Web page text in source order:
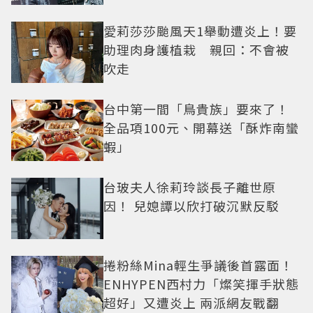
愛莉莎莎颱風天1舉動遭炎上！要
助理肉身護植栽 親回：不會被
吹走
台中第一間「鳥貴族」要來了！
全品項100元、開幕送「酥炸南蠻
蝦」
台玻夫人徐莉玲談長子離世原
因！ 兒媳譚以欣打破沉默反駁
捲粉絲Mina輕生爭議後首露面！
ENHYPEN西村力「燦笑揮手狀態
超好」又遭炎上 兩派網友戰翻